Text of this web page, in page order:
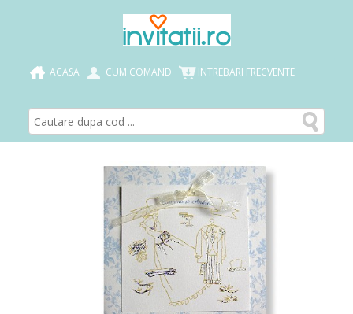
ACASA CUM COMAND INTREBARI FRECVENTE